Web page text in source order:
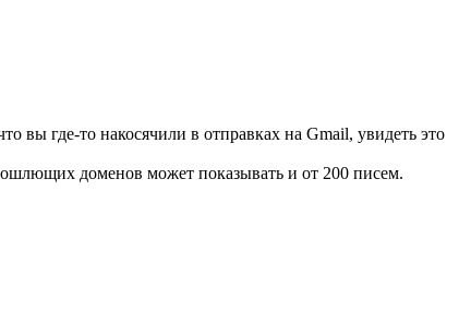
вы где-то накосячили в отправках на Gmail, увидеть это
доменов может показывать и от 200 писем.